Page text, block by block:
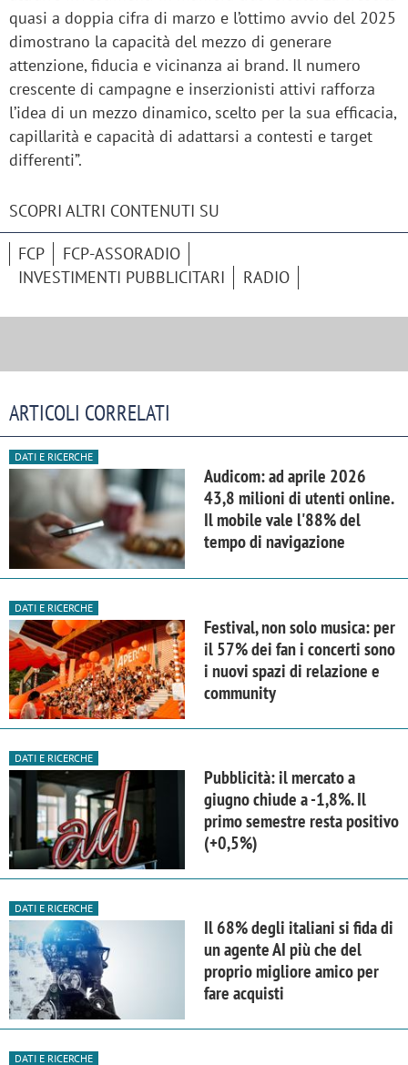
quasi a doppia cifra di marzo e l’ottimo avvio del 2025
dimostrano la capacità del mezzo di generare
attenzione, fiducia e vicinanza ai brand. Il numero
crescente di campagne e inserzionisti attivi rafforza
l’idea di un mezzo dinamico, scelto per la sua efficacia,
capillarità e capacità di adattarsi a contesti e target
differenti”.
SCOPRI ALTRI CONTENUTI SU
FCP
FCP-ASSORADIO
INVESTIMENTI PUBBLICITARI
RADIO
ARTICOLI CORRELATI
DATI E RICERCHE
Audicom: ad aprile 2026
43,8 milioni di utenti online.
Il mobile vale l'88% del
tempo di navigazione
DATI E RICERCHE
Festival, non solo musica: per
il 57% dei fan i concerti sono
i nuovi spazi di relazione e
community
DATI E RICERCHE
Pubblicità: il mercato a
giugno chiude a -1,8%. Il
primo semestre resta positivo
(+0,5%)
DATI E RICERCHE
Il 68% degli italiani si fida di
un agente AI più che del
proprio migliore amico per
fare acquisti
DATI E RICERCHE